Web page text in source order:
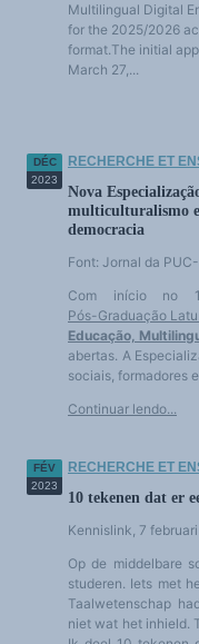
Multilingual Digital
for the 2025/2026
format.The initial
March 27,...
DÉC
2023
RECHERCHE ET
Nova
multiculturalismo e
democracia
Font: Jornal da
Com início no
Pós-Graduação
Educação,
abertas. A
sociais, formadores
Continuar lendo...
FÉV
2023
RECHERCHE ET
10 tekenen dat er
Kennislink, 7
Op de middelbare
studeren. Iets met
Taalwetenschap
niet wat het inhield.